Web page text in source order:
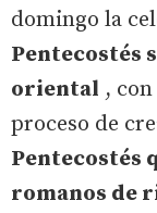
domingo la
Pentecostés
oriental ,
proceso de
Pentecostés
romanos de